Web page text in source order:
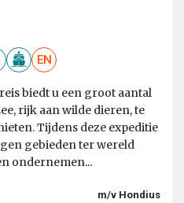
EN
biedt u een groot aantal
rijk aan wilde dieren, te
Tijdens deze expeditie
gebieden ter wereld
ondernemen...
m/v Hondius